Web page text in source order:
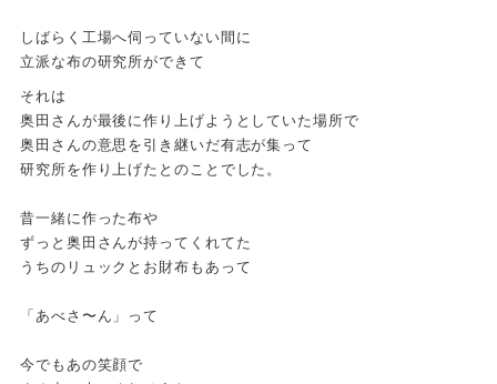
しばらく工場へ伺っていない間に
立派な布の研究所ができて
それは
奥田さんが最後に作り上げようとしていた場所で
奥田さんの意思を引き継いだ有志が集って
研究所を作り上げたとのことでした。
昔一緒に作った布や
ずっと奥田さんが持ってくれてた
うちのリュックとお財布もあって
「あべさ〜ん」って
今でもあの笑顔で